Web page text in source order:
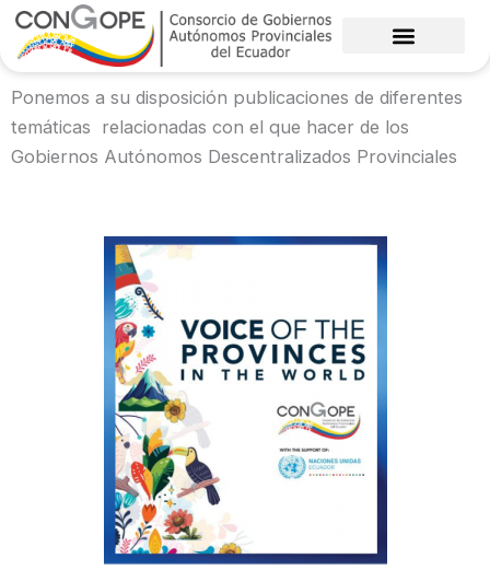
contenido
Ponemos a su disposición publicaciones de diferentes
temáticas relacionadas con el que hacer de los
Gobiernos Autónomos Descentralizados Provinciales